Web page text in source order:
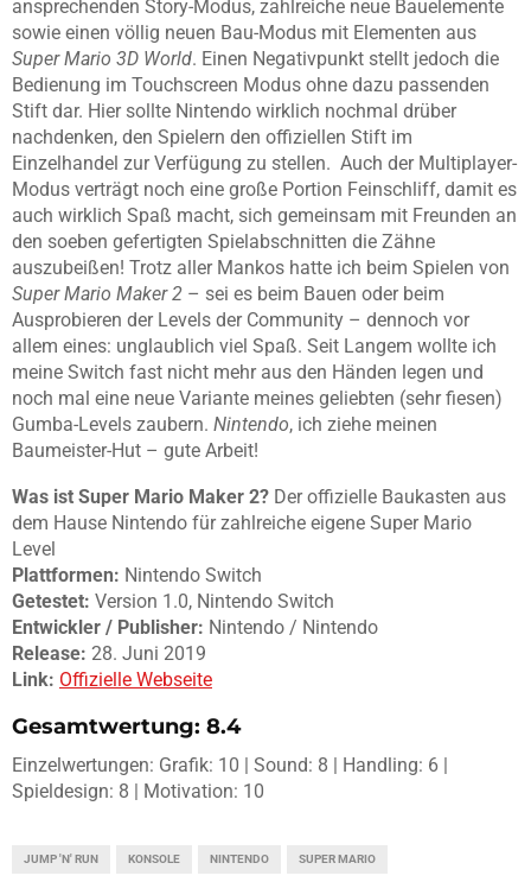
ansprechenden Story-Modus, zahlreiche neue Bauelemente
sowie einen völlig neuen Bau-Modus mit Elementen aus
Super Mario 3D World. Einen Negativpunkt stellt jedoch die
Bedienung im Touchscreen Modus ohne dazu passenden
Stift dar. Hier sollte Nintendo wirklich nochmal drüber
nachdenken, den Spielern den offiziellen Stift im
Einzelhandel zur Verfügung zu stellen. Auch der Multiplayer-
Modus verträgt noch eine große Portion Feinschliff, damit es
auch wirklich Spaß macht, sich gemeinsam mit Freunden an
den soeben gefertigten Spielabschnitten die Zähne
auszubeißen! Trotz aller Mankos hatte ich beim Spielen von
Super Mario Maker 2 – sei es beim Bauen oder beim
Ausprobieren der Levels der Community – dennoch vor
allem eines: unglaublich viel Spaß. Seit Langem wollte ich
meine Switch fast nicht mehr aus den Händen legen und
noch mal eine neue Variante meines geliebten (sehr fiesen)
Gumba-Levels zaubern. Nintendo, ich ziehe meinen
Baumeister-Hut – gute Arbeit!
Was ist Super Mario Maker 2? Der offizielle Baukasten aus
dem Hause Nintendo für zahlreiche eigene Super Mario
Level
Plattformen: Nintendo Switch
Getestet: Version 1.0, Nintendo Switch
Entwickler / Publisher: Nintendo / Nintendo
Release: 28. Juni 2019
Link: Offizielle Webseite
Gesamtwertung: 8.4
Einzelwertungen: Grafik: 10 | Sound: 8 | Handling: 6 |
Spieldesign: 8 | Motivation: 10
JUMP 'N' RUN KONSOLE NINTENDO SUPER MARIO